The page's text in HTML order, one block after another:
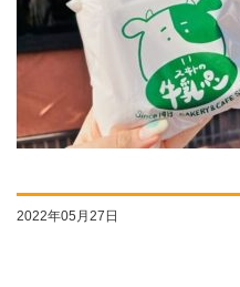
2022年05月27日